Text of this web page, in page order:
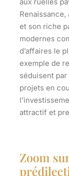
et son riche
modernes
d’affaires le
exemple de
séduisent
projets en
attractif et
Zoom